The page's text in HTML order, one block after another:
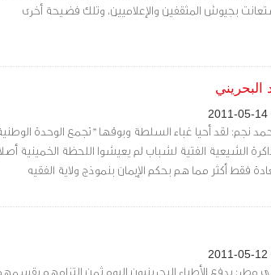
بجيوش المثقفين والإعلاميين، وتلك فضيحة أخرى
البحريني
نجم: لقد أحيا غباء السلطة وبوقها "تجمع الوحدة
الشيعية الفتية لشباب لم يعيشوا اللحظة الخمينية
فقط أكثر مما هم بحكم الإيمان بنموذج ولاية الفقيه
مطر: يدفع الأطباء البحرينيون اليوم ثمن التزامهم